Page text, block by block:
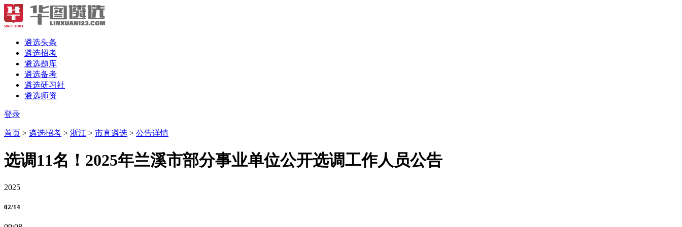
遴选头条
遴选招考
遴选题库
遴选备考
遴选研习社
遴选师资
登录
首页 > 遴选招考 > 浙江 > 市直遴选 > 公告详情
选调11名！2025年兰溪市部分事业单位公开选调工作人员公告
2025
02/14